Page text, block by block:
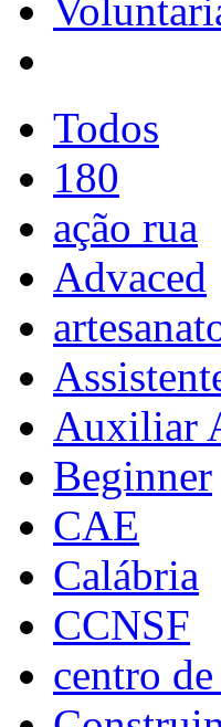
Todos
180
ação rua
Advaced
Auxiliar
Beginner
CAE
Calábria
CCNSF
centro